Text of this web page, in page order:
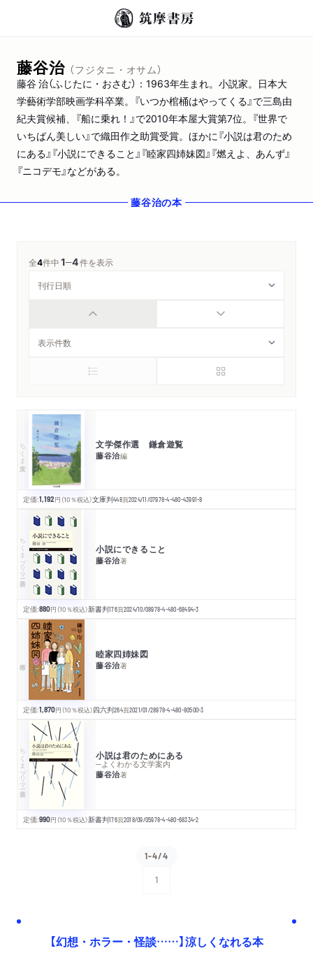
藤谷治 （フジタニ・オサム）
藤谷 治（ふじたに・おさむ）：1963年生まれ。小説家。日本大
学藝術学部映画学科卒業。『いつか棺桶はやってくる』で三島由
紀夫賞候補、『船に乗れ！』で2010年本屋大賞第7位。『世界で
いちばん美しい』で織田作之助賞受賞。ほかに『小説は君のため
にある』『小説にできること』『睦家四姉妹図』『燃えよ、あんず』
『ニコデモ』などがある。
藤谷治の本
全4件中1─4件を表示
ちくま文庫 文学傑作選 鎌倉遊覧
藤谷治編
定価:1,192円 （10％税込）文庫判448頁2024/11/07978-4-480-43991-8
ちくまプリマー新書 小説にできること
藤谷治著
定価:880円 （10％税込）新書判176頁2024/10/08978-4-480-68494-3
睦家四姉妹図
藤谷治著
定価:1,870円 （10％税込）四六判264頁2021/01/28978-4-480-80500-3
ちくまプリマー新書 小説は君のためにある
─よくわかる文学案内
藤谷治著
定価:990円 （10％税込）新書判176頁2018/09/05978-4-480-68334-2
1-4/4
1
【幻想・ホラー・怪談……】涼しくなれる本